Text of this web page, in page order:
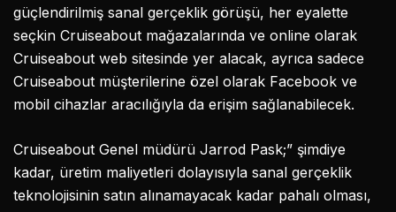
güçlendirilmiş sanal gerçeklik görüşü, her eyalette
seçkin Cruiseabout mağazalarında ve online olarak
Cruiseabout web sitesinde yer alacak, ayrıca sadece
Cruiseabout müşterilerine özel olarak Facebook ve
mobil cihazlar aracılığıyla da erişim sağlanabilecek.
Cruiseabout Genel müdürü Jarrod Pask;” şimdiye
kadar, üretim maliyetleri dolayısıyla sanal gerçeklik
teknolojisinin satın alınamayacak kadar pahalı olması,